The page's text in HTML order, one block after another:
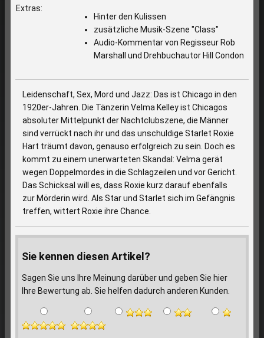
Extras:
Hinter den Kulissen
zusätzliche Musik-Szene "Class"
Audio-Kommentar von Regisseur Rob
Marshall und Drehbuchautor Hill Condon
Leidenschaft, Sex, Mord und Jazz: Das ist Chicago in den
1920er-Jahren. Die Tänzerin Velma Kelley ist Chicagos
absoluter Mittelpunkt der Nachtclubszene, die Männer
sind verrückt nach ihr und das unschuldige Starlet Roxie
Hart träumt davon, genauso erfolgreich zu sein. Doch es
kommt zu einem unerwarteten Skandal: Velma gerät
wegen Doppelmordes in die Schlagzeilen und vor Gericht.
Das Schicksal will es, dass Roxie kurz darauf ebenfalls
zur Mörderin wird. Als Star und Starlet sich im Gefängnis
treffen, wittert Roxie ihre Chance.
Sie kennen diesen Artikel?
Sagen Sie uns Ihre Meinung darüber und geben Sie hier
Ihre Bewertung ab. Sie helfen dadurch anderen Kunden.